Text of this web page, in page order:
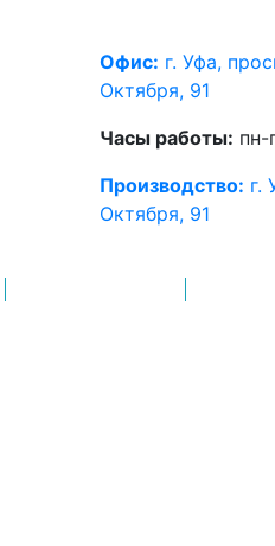
Офис: г. Уфа,
Октября, 91
Часы работы: пн-
Производство: г.
Октября, 91